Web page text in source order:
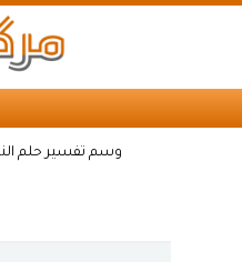
وسم تفسير حلم